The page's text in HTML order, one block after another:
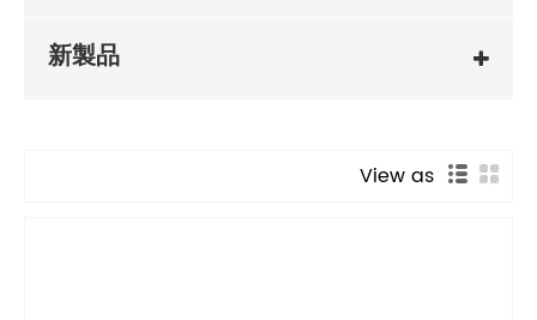
新製品
View as